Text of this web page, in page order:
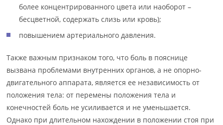
более концентрированного цвета или наоборот –
бесцветной, содержать слизь или кровь);
повышением артериального давления.
Также важным признаком того, что боль в пояснице
вызвана проблемами внутренних органов, а не опорно-
двигательного аппарата, является ее независимость от
положения тела: от перемены положения тела и
конечностей боль не усиливается и не уменьшается.
Однако при длительном нахождении в положении стоя при